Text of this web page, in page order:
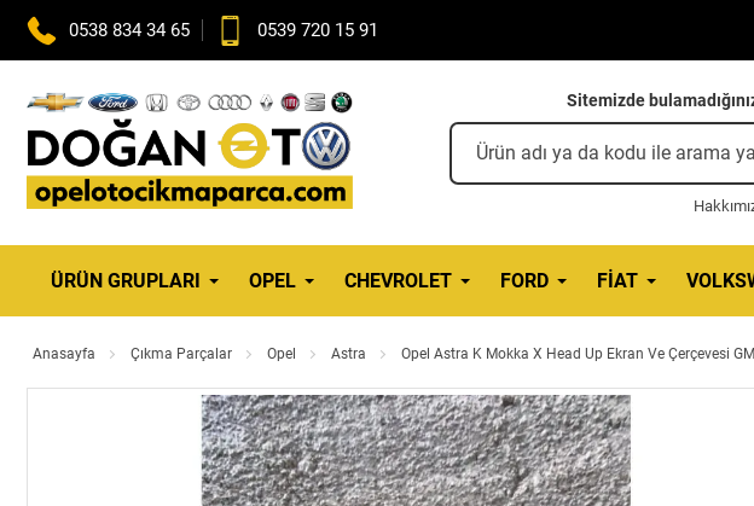
0538 834 34 65 0539 720 15 91
Sitemizde
ÜRÜN GRUPLARI OPEL CHEVROLET FORD FIAT
Anasayfa Çıkma Parçalar Opel Astra Opel Astra K Mokka X Head Up Ekran Ve Çerçevesi